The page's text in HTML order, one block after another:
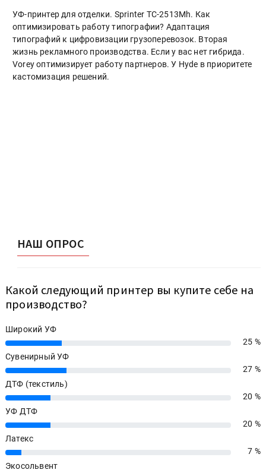
УФ-принтер для отделки. Sprinter ТС-2513Mh. Как
оптимизировать работу типографии? Адаптация
типографий к цифровизации грузоперевозок. Вторая
жизнь рекламного производства. Если у вас нет гибрида.
Vorey оптимизирует работу партнеров. У Hyde в приоритете
кастомизация решений.
НАШ ОПРОС
Какой следующий принтер вы купите себе на
производство?
Широкий УФ
25%
25 %
Сувенирный УФ
27%
27 %
ДТФ (текстиль)
20%
20 %
УФ ДТФ
20%
20 %
Латекс
7%
7 %
Экосольвент